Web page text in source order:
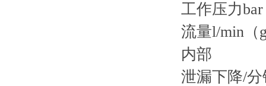
工作压力
流量l/min（
内部
泄漏下降/分